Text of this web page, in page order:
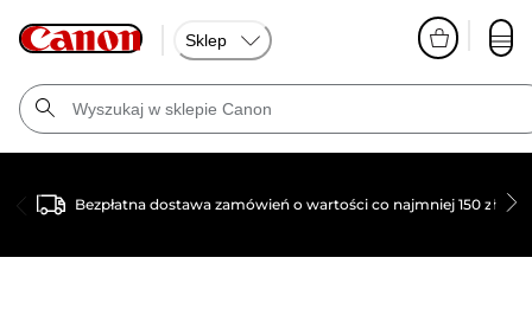
Sklep
Bezpłatna dostawa zamówień o wartości co najmniej 150 zł